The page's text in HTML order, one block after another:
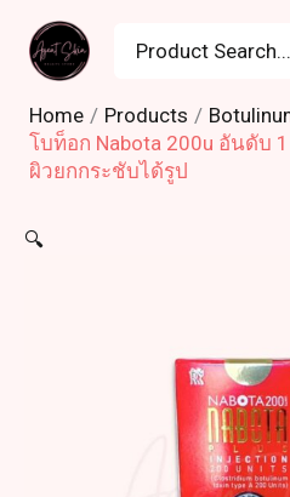
content
for:
Home Products
โบท็อก Nabota 200u อันดับ
ผิวยกกระชับได้รูป
🔍